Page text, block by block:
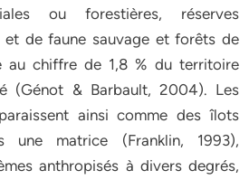
ou forestières, réserves
et de faune sauvage et forêts de
au chiffre de 1,8 % du territoire
(Génot & Barbault, 2004). Les
ainsi comme des îlots
une matrice (Franklin, 1993),
anthropisés à divers degrés,